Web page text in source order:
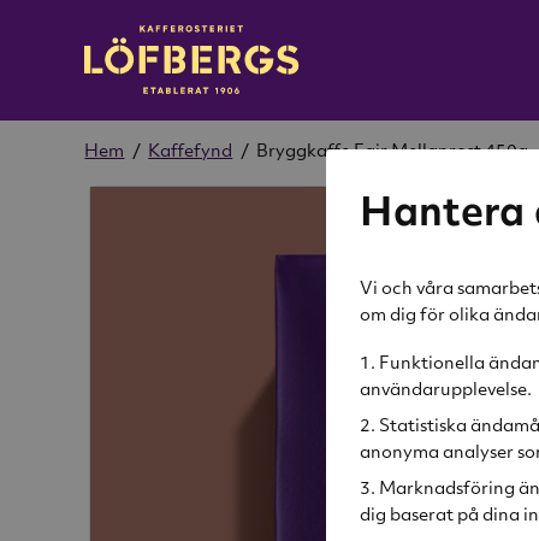
Hantera
Vi och våra
om dig för olika
Funktionella
användarupplevelse.
Statistiska
anonyma analyser
Marknadsföring
dig baserat på dina
Hem / Kaffefynd / Bryggkaffe Fair Mellanrost 450g